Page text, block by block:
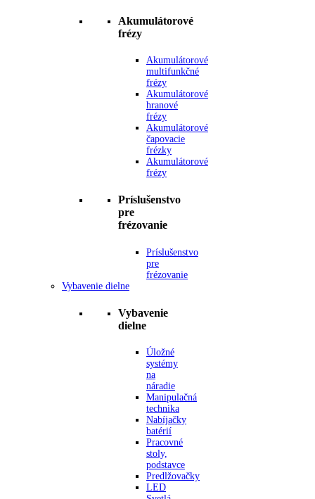
Akumulátorové
frézy
Akumulátorové
multifunkčné
frézy
Akumulátorové
hranové
frézy
Akumulátorové
čapovacie
frézky
Akumulátorové
frézy
Príslušenstvo
pre
frézovanie
Príslušenstvo
pre
frézovanie
Vybavenie dielne
Vybavenie
dielne
Úložné
systémy
na
náradie
Manipulačná
technika
Nabíjačky
batérií
Pracovné
stoly,
podstavce
Predlžovačky
LED